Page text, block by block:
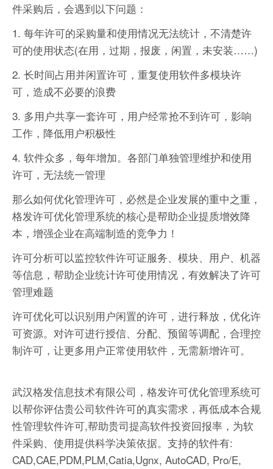
件采购后，会遇到以下问题：
1. 每年许可的采购量和使用情况无法统计，不清楚许
可的使用状态(在用，过期，报废，闲置，未安装……)
2. 长时间占用并闲置许可，重复使用软件多模块许
可，造成不必要的浪费
3. 多用户共享一套许可，用户经常抢不到许可，影响
工作，降低用户积极性
4. 软件众多，每年增加。各部门单独管理维护和使用
许可，无法统一管理
那么如何优化管理许可，必然是企业发展的重中之重，
格发许可优化管理系统的核心是帮助企业提质增效降
本，增强企业在高端制造的竞争力！
许可分析可以监控软件许可证服务、模块、用户、机器
等信息，帮助企业统计许可使用情况，有效解决了许可
管理难题
许可优化可以识别用户闲置的许可，进行释放，优化许
可资源。对许可进行授信、分配、预留等调配，合理控
制许可，让更多用户正常使用软件，无需新增许可。
武汉格发信息技术有限公司，格发许可优化管理系统可
以帮你评估贵公司软件许可的真实需求，再低成本合规
性管理软件许可,帮助贵司提高软件投资回报率，为软
件采购、使用提供科学决策依据。支持的软件有:
CAD,CAE,PDM,PLM,Catia,Ugnx, AutoCAD, Pro/E,